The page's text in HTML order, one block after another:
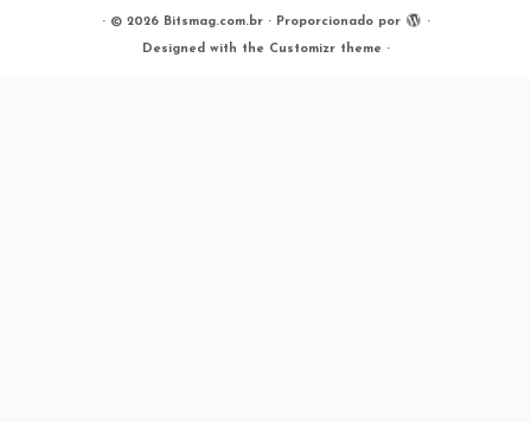
· © 2026 Bitsmag.com.br· Proporcionado por ·
Designed with the Customizr theme ·